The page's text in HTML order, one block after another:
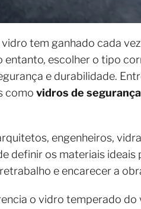
tem ganhado cada
entanto, escolher o tipo
e durabilidade.
como vidros de segurança
engenheiros,
definir os materiais ideais
e encarecer a
o vidro temperado do